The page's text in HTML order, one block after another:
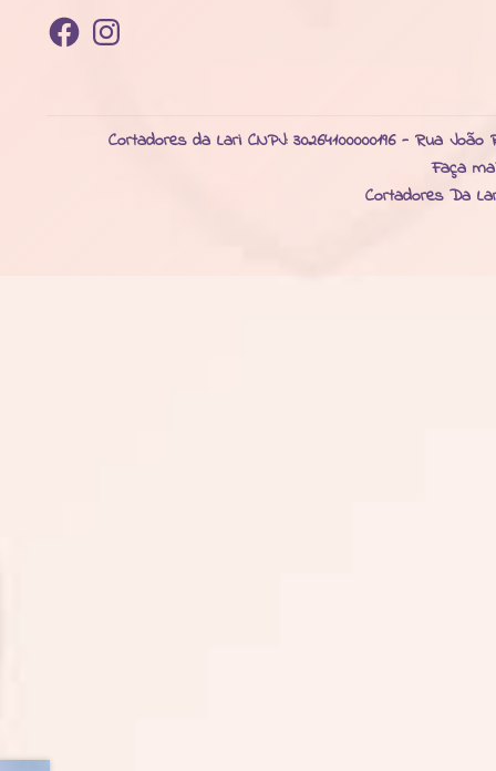
FacebookInstagram
Cortadores da Lari CNPJ: 30264100000196 - Rua
Faça
Cortadores Da